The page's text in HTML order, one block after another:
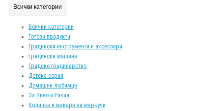
Всички категории
Всички категории
Готови продукти
Градински инструменти и аксесоари
Градински машини
Градско градинарство
Детска серия
Домашни любимци
За Вино и Ракия
Колички и макари за маркучи